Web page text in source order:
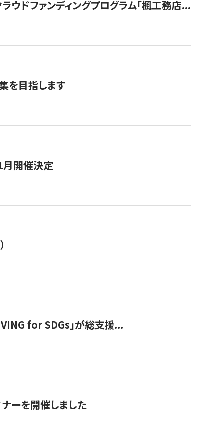
ドファンディングプログラム「楓工務店...
を目指します
月開催決定
for SDGs」が総支援...
ーを開催しました